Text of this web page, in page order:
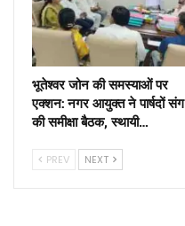
भूतेश्वर जोन की समस्याओं पर
एक्शन: नगर आयुक्त ने पार्षदों संग
की समीक्षा बैठक, स्थायी…
PREV NEXT